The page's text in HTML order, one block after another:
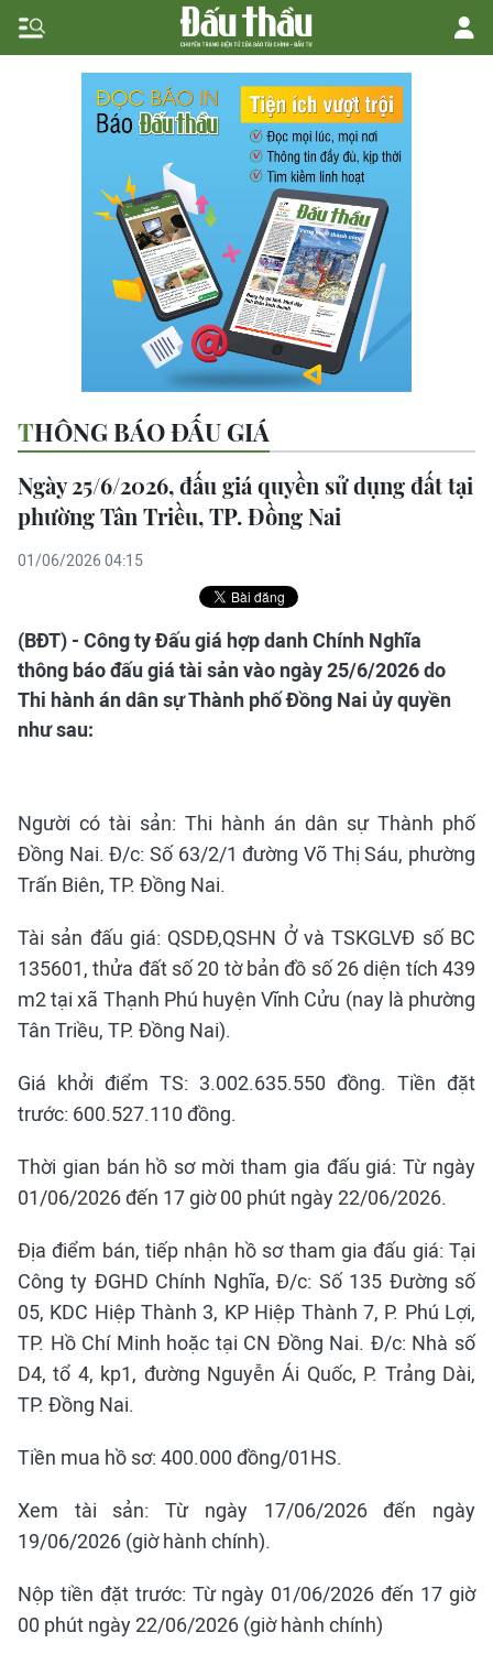
THÔNG BÁO ĐẤU GIÁ
Ngày 25/6/2026, đấu giá quyền sử dụng đất tại
phường Tân Triều, TP. Đồng Nai
01/06/2026 04:15
(BĐT) - Công ty Đấu giá hợp danh Chính Nghĩa
thông báo đấu giá tài sản vào ngày 25/6/2026 do
Thi hành án dân sự Thành phố Đồng Nai ủy quyền
như sau:
Người có tài sản: Thi hành án dân sự Thành phố
Đồng Nai. Đ/c: Số 63/2/1 đường Võ Thị Sáu, phường
Trấn Biên, TP. Đồng Nai.
Tài sản đấu giá: QSDĐ,QSHN Ở và TSKGLVĐ số BC
135601, thửa đất số 20 tờ bản đồ số 26 diện tích 439
m2 tại xã Thạnh Phú huyện Vĩnh Cửu (nay là phường
Tân Triều, TP. Đồng Nai).
Giá khởi điểm TS: 3.002.635.550 đồng. Tiền đặt
trước: 600.527.110 đồng.
Thời gian bán hồ sơ mời tham gia đấu giá: Từ ngày
01/06/2026 đến 17 giờ 00 phút ngày 22/06/2026.
Địa điểm bán, tiếp nhận hồ sơ tham gia đấu giá: Tại
Công ty ĐGHD Chính Nghĩa, Đ/c: Số 135 Đường số
05, KDC Hiệp Thành 3, KP Hiệp Thành 7, P. Phú Lợi,
TP. Hồ Chí Minh hoặc tại CN Đồng Nai. Đ/c: Nhà số
D4, tổ 4, kp1, đường Nguyễn Ái Quốc, P. Trảng Dài,
TP. Đồng Nai.
Tiền mua hồ sơ: 400.000 đồng/01HS.
Xem tài sản: Từ ngày 17/06/2026 đến ngày
19/06/2026 (giờ hành chính).
Nộp tiền đặt trước: Từ ngày 01/06/2026 đến 17 giờ
00 phút ngày 22/06/2026 (giờ hành chính)